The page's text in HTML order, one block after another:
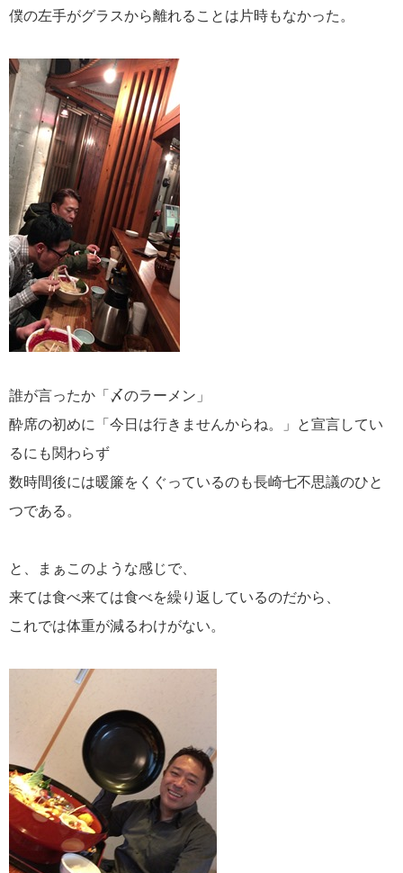
僕の左手がグラスから離れることは片時もなかった。
誰が言ったか「〆のラーメン」
酔席の初めに「今日は行きませんからね。」と宣言してい
るにも関わらず
数時間後には暖簾をくぐっているのも長崎七不思議のひと
つである。
と、まぁこのような感じで、
来ては食べ来ては食べを繰り返しているのだから、
これでは体重が減るわけがない。